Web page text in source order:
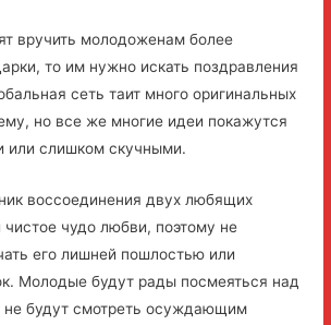
вручить молодоженам более
то им нужно искать поздравления
сеть таит много оригинальных
но все же многие идеи покажутся
слишком скучными.
воссоединения двух любящих
чудо любви, поэтому не
его лишней пошлостью или
Молодые будут рады посмеяться над
не будут смотреть осуждающим